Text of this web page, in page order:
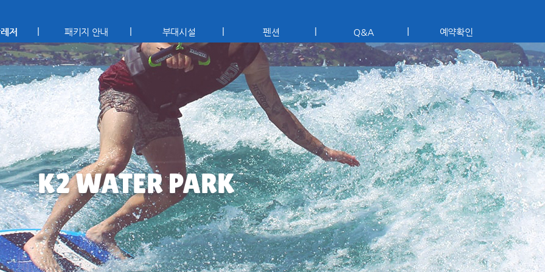
저 패키지 안내 부대시설 펜션 Q&A 예약확인
K2 WATER PARK